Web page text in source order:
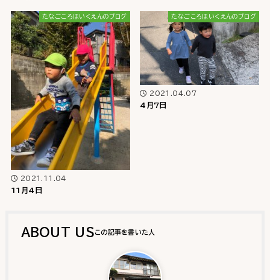
たなごころほいくえんのブログ
2021.11.04
11月4日
たなごころほいくえんのブログ
2021.04.07
4月7日
ABOUT US